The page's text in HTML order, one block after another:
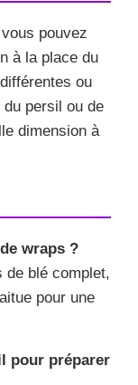
pouvez
à la place du
ou
persil ou de
dimension à
wraps ?
de blé complet,
pour une
pour préparer